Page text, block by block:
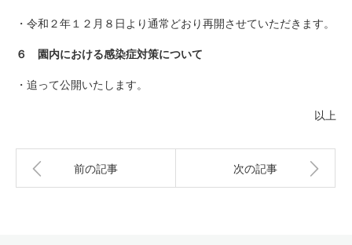
・令和２年１２月８日より通常どおり再開させていただきます。
６ 園内における感染症対策について
・追って公開いたします。
以上
前の記事 次の記事